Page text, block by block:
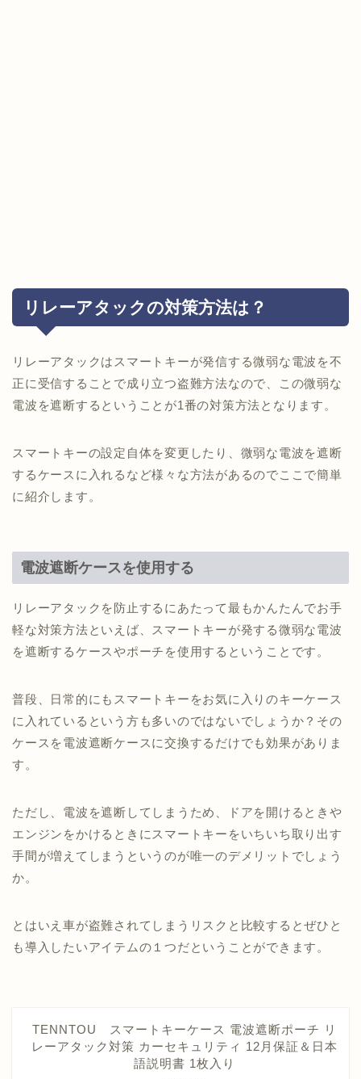
リレーアタックの対策方法は？
リレーアタックはスマートキーが発信する微弱な電波を不
正に受信することで成り立つ盗難方法なので、この微弱な
電波を遮断するということが1番の対策方法となります。
スマートキーの設定自体を変更したり、微弱な電波を遮断
するケースに入れるなど様々な方法があるのでここで簡単
に紹介します。
電波遮断ケースを使用する
リレーアタックを防止するにあたって最もかんたんでお手
軽な対策方法といえば、スマートキーが発する微弱な電波
を遮断するケースやポーチを使用するということです。
普段、日常的にもスマートキーをお気に入りのキーケース
に入れているという方も多いのではないでしょうか？その
ケースを電波遮断ケースに交換するだけでも効果がありま
す。
ただし、電波を遮断してしまうため、ドアを開けるときや
エンジンをかけるときにスマートキーをいちいち取り出す
手間が増えてしまうというのが唯一のデメリットでしょう
か。
とはいえ車が盗難されてしまうリスクと比較するとぜひと
も導入したいアイテムの１つだということができます。
TENNTOU スマートキーケース 電波遮断ポーチ リ
レーアタック対策 カーセキュリティ 12月保証＆日本
語説明書 1枚入り